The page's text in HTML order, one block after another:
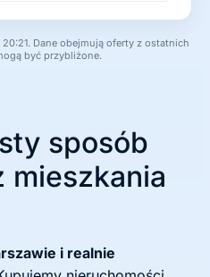
Dane obejmują oferty z ostatnich
być przybliżone.
sposób
mieszkania
i realnie